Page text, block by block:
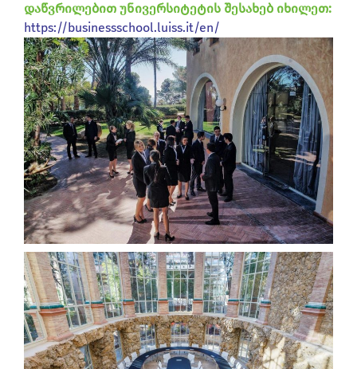
დაწვრილებით უნივერსიტეტის შესახებ იხილეთ:
https://businessschool.luiss.it/en/